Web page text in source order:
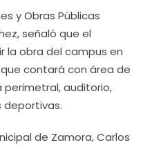
y Obras Públicas
señaló que el
la obra del campus en
contará con área de
auditorio,
de Zamora, Carlos